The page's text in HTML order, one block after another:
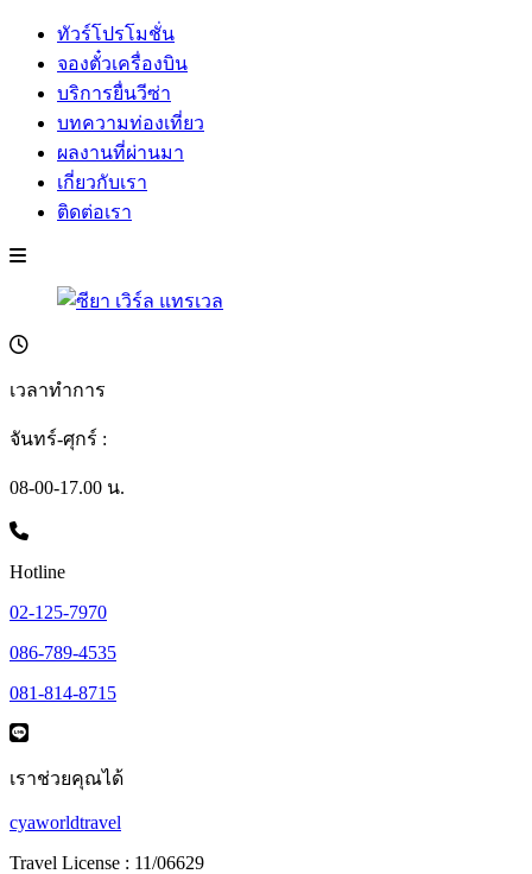
ทัวร์โปรโมชั่น
จองตั๋วเครื่องบิน
บริการยื่นวีซ่า
บทความท่องเที่ยว
ผลงานที่ผ่านมา
เกี่ยวกับเรา
ติดต่อเรา
เวลาทำการ
จันทร์-ศุกร์ :
08-00-17.00 น.
Hotline
02-125-7970
086-789-4535
081-814-8715
เราช่วยคุณได้
cyaworldtravel
Travel License : 11/06629